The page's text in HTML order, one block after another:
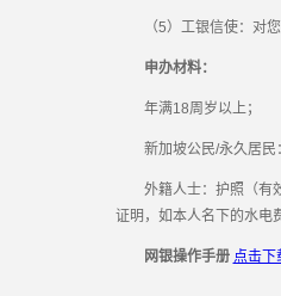
（5）工银信使：对您
申办材料：
年满18周岁以上；
新加坡公民/永久居民
外籍人士：护照（有效
证明，如本人名下的水电
网银操作手册 点击下